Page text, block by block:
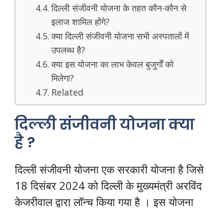
दिल्ली संजीवनी योजना के तहत कौन-कौन से
इलाज शामिल होंगे?
क्या दिल्ली संजीवनी योजना सभी अस्पतालों में
उपलब्ध है?
क्या इस योजना का लाभ केवल बुजुर्गों को
मिलेगा?
Related
दिल्ली संजीवनी योजना क्या
है ?
दिल्ली संजीवनी योजना एक सरकारी योजना है जिसे
18 दिसंबर 2024 को दिल्ली के मुख्यमंत्री अरविंद
केजरीवाल द्वारा लॉन्च किया गया है । इस योजना